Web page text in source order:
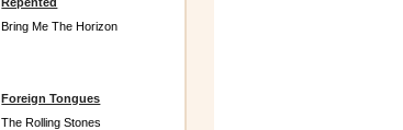
Bring Me The Horizon
Foreign Tongues
The Rolling Stones